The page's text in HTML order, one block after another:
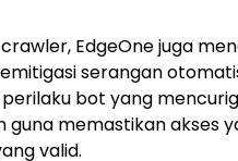
EdgeOne juga
serangan
bot yang
guna memastikan akses
valid.